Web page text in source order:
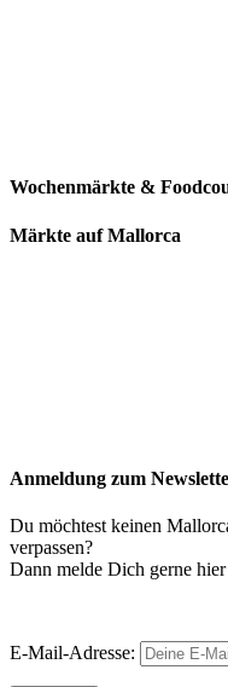
Wochenmärkte &
Märkte auf Mallorca
Anmeldung zum
Du möchtest keinen
verpassen?
Dann melde Dich gerne
E-Mail-Adresse: